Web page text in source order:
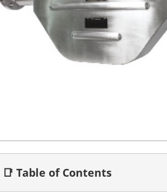
📑 Table of Contents